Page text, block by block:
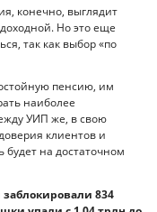
конечно, выглядит
Но это еще
так как выбор «по
пенсию, им
наиболее
УИП же, в свою
клиентов и
будет на достаточном
834